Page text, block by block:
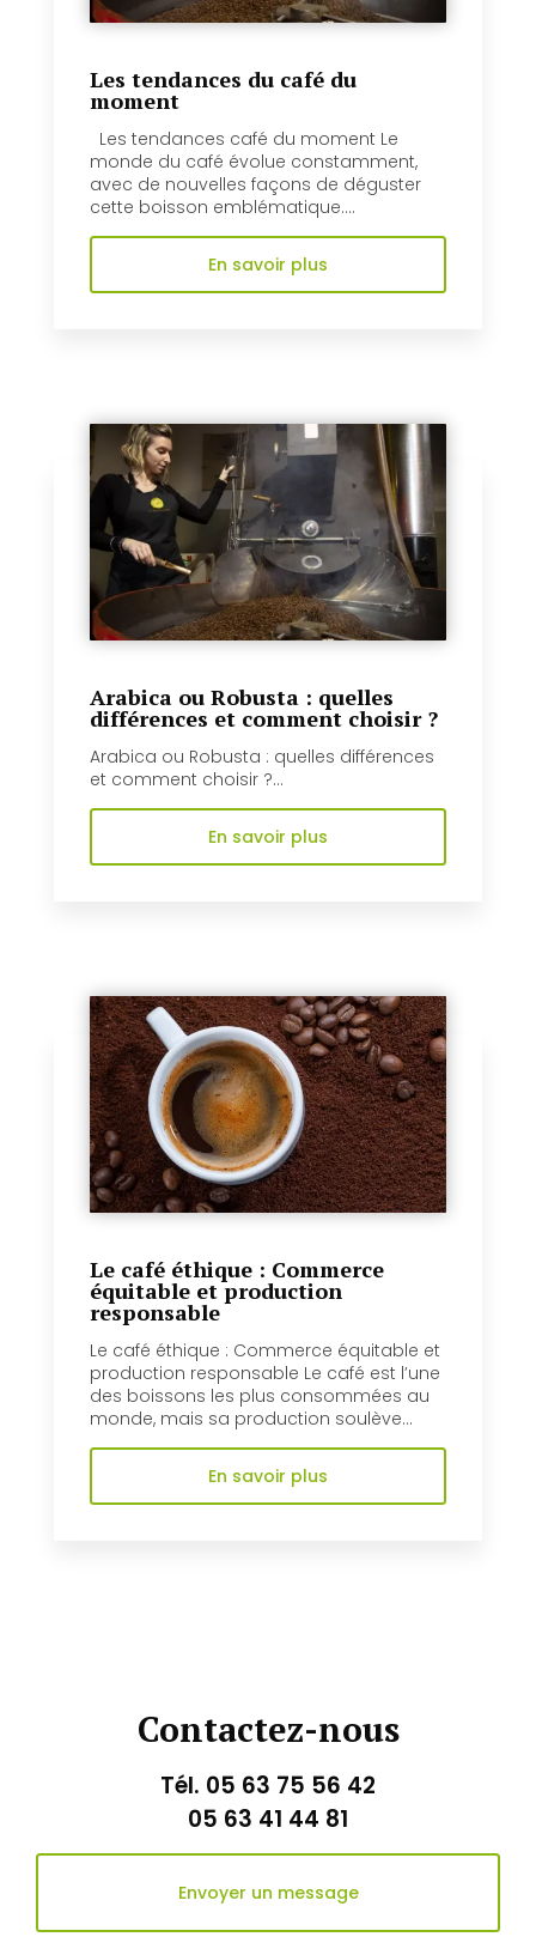
Les tendances du café du
moment
Les tendances café du moment Le
monde du café évolue constamment,
avec de nouvelles façons de déguster
cette boisson emblématique....
En savoir plus
Arabica ou Robusta : quelles
différences et comment choisir ?
Arabica ou Robusta : quelles différences
et comment choisir ?...
En savoir plus
Le café éthique : Commerce
équitable et production
responsable
Le café éthique : Commerce équitable et
production responsable Le café est l’une
des boissons les plus consommées au
monde, mais sa production soulève...
En savoir plus
Contactez-nous
Tél. 05 63 75 56 42
05 63 41 44 81
Envoyer un message